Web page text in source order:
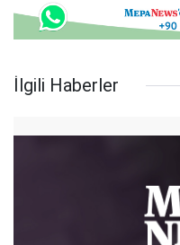
İlgili Haberler